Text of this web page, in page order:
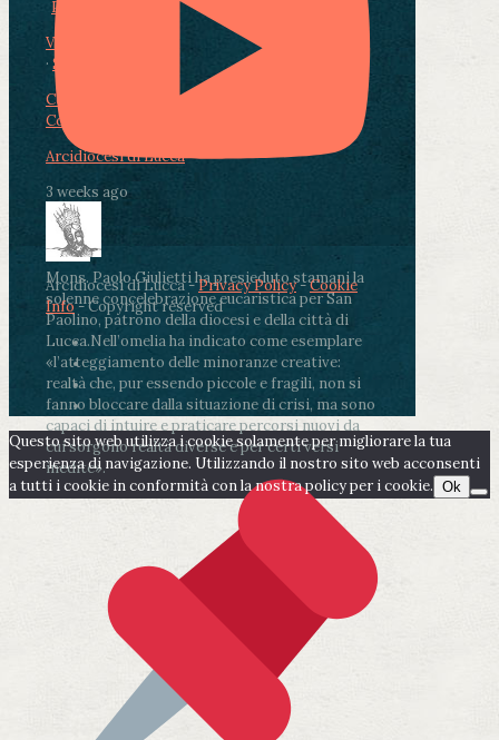
Photo
View on Facebook
· Share
Condividi su Facebook
Condividi su LinkedIn
Arcidiocesi di Lucca
3 weeks ago
Mons. Paolo Giulietti ha presieduto stamani la
solenne concelebrazione eucaristica per San
Paolino, patrono della diocesi e della città di
Lucca.Nell’omelia ha indicato come esemplare
«l’atteggiamento delle minoranze creative:
realtà che, pur essendo piccole e fragili, non si
fanno bloccare dalla situazione di crisi, ma sono
capaci di intuire e praticare percorsi nuovi da
cui sorgono realtà diverse e per certi versi
inedite».
Arcidiocesi di Lucca -Privacy Policy-Cookie
Info- Copyright reserved
Questo sito web utilizza i cookie solamente per migliorare la tua
esperienza di navigazione. Utilizzando il nostro sito web acconsenti
a tutti i cookie in conformità con la nostra policy per i cookie. Ok